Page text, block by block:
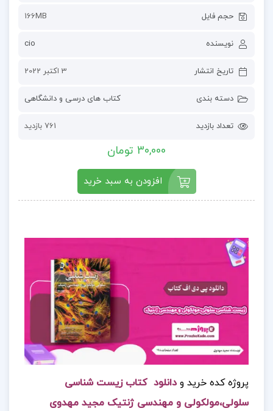
حجم فایل 166MB
نویسنده cio
تاریخ انتشار 3 اکتبر 2022
دسته بندی کتاب های درسی و دانشگاهی
تعداد بازدید 761 بازدید
30,000 تومان
افزودن به سبد خرید
پروژه کده خرید ودانلود کتاب زیست شناسی
سلولی،مولکولی و مهندسی ژنتیک مجید مهدوی